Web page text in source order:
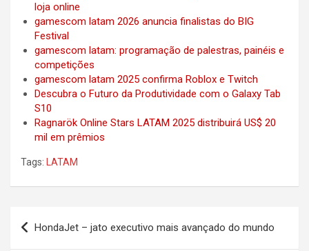
loja online
gamescom latam 2026 anuncia finalistas do BIG
Festival
gamescom latam: programação de palestras, painéis e
competições
gamescom latam 2025 confirma Roblox e Twitch
Descubra o Futuro da Produtividade com o Galaxy Tab
S10
Ragnarök Online Stars LATAM 2025 distribuirá US$ 20
mil em prêmios
Tags: LATAM
Post
navigation
HondaJet – jato executivo mais avançado do mundo